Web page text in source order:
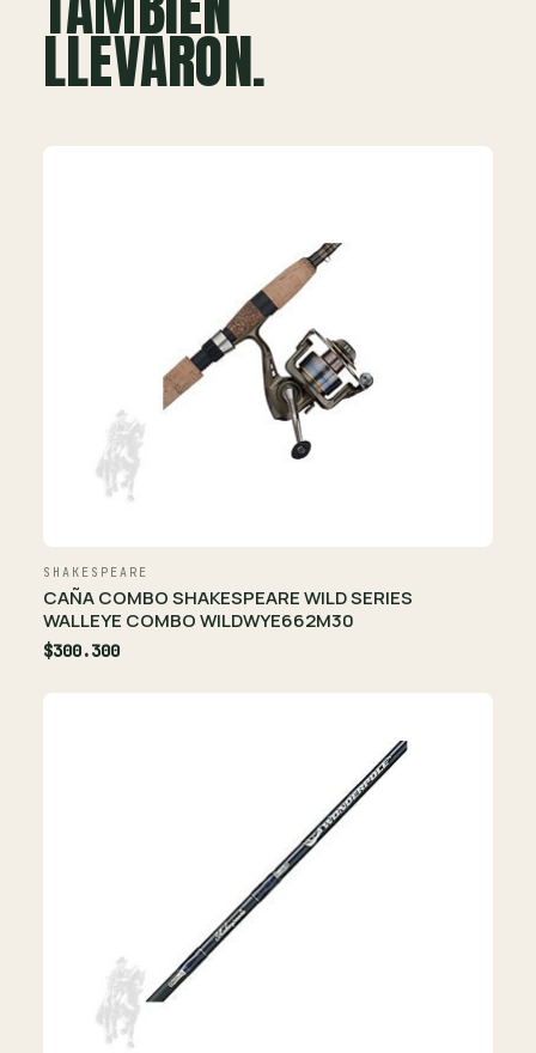
LLEVARON.
SHAKESPEARE
CAÑA COMBO SHAKESPEARE WILD SERIES
WALLEYE COMBO WILDWYE662M30
$300.300